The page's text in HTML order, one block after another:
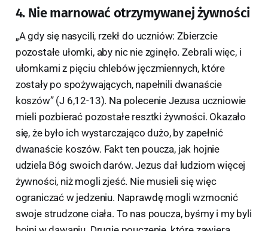
4. Nie marnować otrzymywanej żywności
„A gdy się nasycili, rzekł do uczniów: Zbierzcie
pozostałe ułomki, aby nic nie zginęło. Zebrali więc, i
ułomkami z pięciu chlebów jęczmiennych, które
zostały po spożywających, napełnili dwanaście
koszów” (J 6,12-13). Na polecenie Jezusa uczniowie
mieli pozbierać pozostałe resztki żywności. Okazało
się, że było ich wystarczająco dużo, by zapełnić
dwanaście koszów. Fakt ten poucza, jak hojnie
udziela Bóg swoich darów. Jezus dał ludziom więcej
żywności, niż mogli zjeść. Nie musieli się więc
ograniczać w jedzeniu. Naprawdę mogli wzmocnić
swoje strudzone ciała. To nas poucza, byśmy i my byli